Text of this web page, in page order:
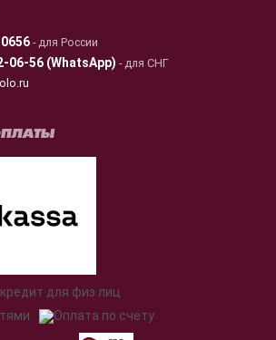
- для России
06-56 (WhatsApp) - для СНГ